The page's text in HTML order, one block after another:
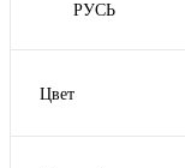
РУСЬ
Цвет